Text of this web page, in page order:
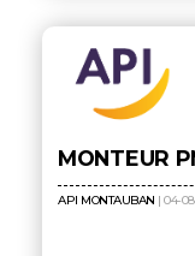
MONTEUR
API MONTAUBAN | 04-